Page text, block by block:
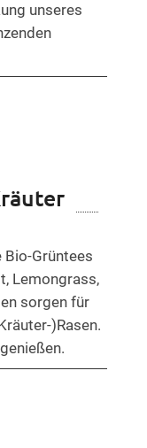
unseres
Grüntees
Lemongrass,
sorgen für
)Rasen.